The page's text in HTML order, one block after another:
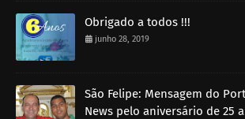
Obrigado a todos !!!
junho 28, 2019
São Felipe: Mensagem do
News pelo aniversário de 25